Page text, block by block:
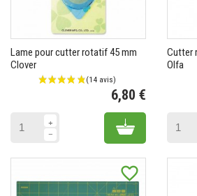
Lame pour cutter rotatif 45 mm
Clover
6,80 €
Add to cart
Cutter
Olfa
favorite_border